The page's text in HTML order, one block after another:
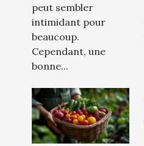
peut sembler
intimidant pour
beaucoup.
Cependant, une
bonne...